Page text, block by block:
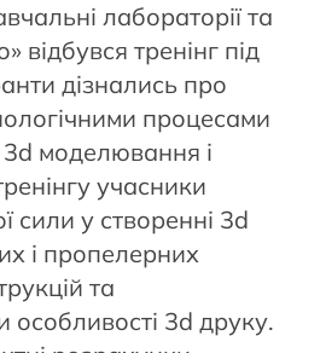
лабораторії та
відбувся тренінг під
дізнались про
процесами
3d моделювання і
учасники
сили у створенні 3d
і пропелерних
та
особливості 3d друку.